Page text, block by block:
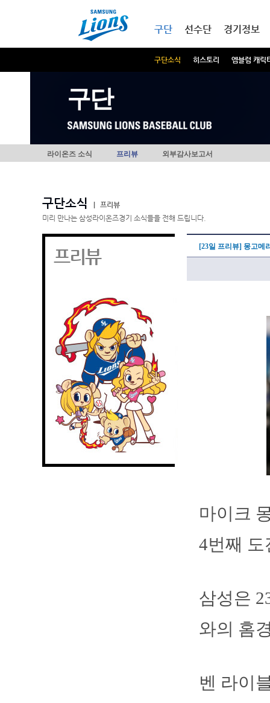
구단
구단소식 히스토리 엠블럼 캐릭
선수단 경기정보
구단
라이온즈 소식 프리뷰 외부감사보고서
구단소식
프리뷰
미리 만나는 삼성라이온즈경기 소식들을 전해 드립니다.
프리뷰 [23일 프리뷰] 몽고메
마이크
4번째 도
삼성은
와의 홈
벤 라이